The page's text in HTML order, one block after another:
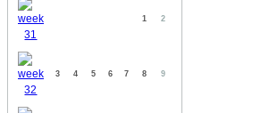
1 2
3 4 5 6 7 8 9